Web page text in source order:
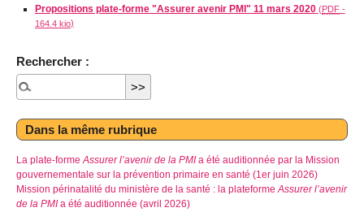
Propositions plate-forme "Assurer avenir PMI" 11 mars 2020 (PDF-
164.4 kio)
Rechercher :
Dans la même rubrique
La plate-formeAssurer l’avenir de la PMIa été auditionnée par la Mission
gouvernementale sur la prévention primaire en santé (1er juin 2026)
Mission périnatalité du ministère de la santé : la plateformeAssurer l’avenir
de la PMIa été auditionnée (avril 2026)